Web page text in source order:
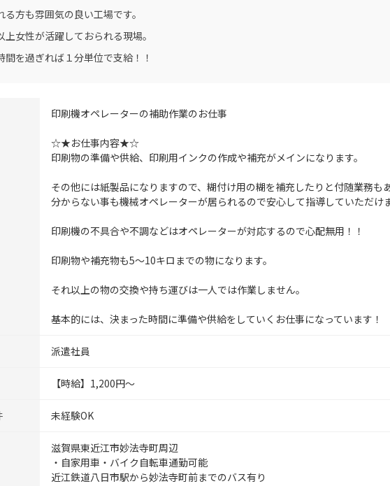
方も雰囲気の良い工場です。
上女性が活躍しておられる現場。
間を過ぎれば１分単位で支給！！
印刷機オペレーターの補助作業のお仕事
☆★お仕事内容★☆
印刷物の準備や供給、印刷用インクの作成や補充がメインになります。
その他には紙製品になりますので、糊付け用の糊を補充したりと付随業務も
分からない事も機械オペレーターが居られるので安心して指導していただけ
印刷機の不具合や不調などはオペレーターが対応するので心配無用！！
印刷物や補充物も5～10キロまでの物になります。
それ以上の物の交換や持ち運びは一人では作業しません。
基本的には、決まった時間に準備や供給をしていくお仕事になっています！
派遣社員
【時給】1,200円～
未経験OK
滋賀県東近江市妙法寺町周辺
・自家用車・バイク自転車通勤可能
近江鉄道八日市駅から妙法寺町前までのバス有り